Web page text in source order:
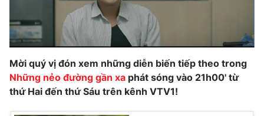
Mời quý vị đón xem những diễn biến tiếp theo trong
Những nẻo đường gần xa phát sóng vào 21h00' từ
thứ Hai đến thứ Sáu trên kênh VTV1!